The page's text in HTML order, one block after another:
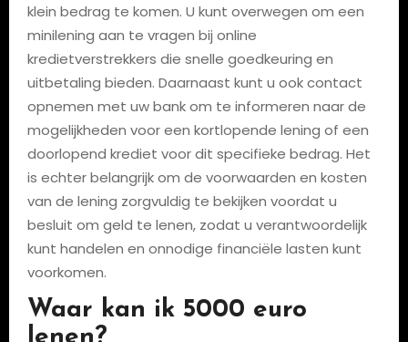
klein bedrag te komen. U kunt overwegen om een
minilening aan te vragen bij online
kredietverstrekkers die snelle goedkeuring en
uitbetaling bieden. Daarnaast kunt u ook contact
opnemen met uw bank om te informeren naar de
mogelijkheden voor een kortlopende lening of een
doorlopend krediet voor dit specifieke bedrag. Het
is echter belangrijk om de voorwaarden en kosten
van de lening zorgvuldig te bekijken voordat u
besluit om geld te lenen, zodat u verantwoordelijk
kunt handelen en onnodige financiële lasten kunt
voorkomen.
Waar kan ik 5000 euro